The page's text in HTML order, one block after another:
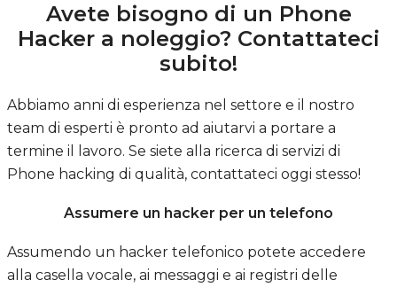
Avete bisogno di un Phone
Hacker a noleggio? Contattateci
subito!
Abbiamo anni di esperienza nel settore e il nostro
team di esperti è pronto ad aiutarvi a portare a
termine il lavoro. Se siete alla ricerca di servizi di
Phone hacking di qualità, contattateci oggi stesso!
Assumere un hacker per un telefono
Assumendo un hacker telefonico potete accedere
alla casella vocale, ai messaggi e ai registri delle